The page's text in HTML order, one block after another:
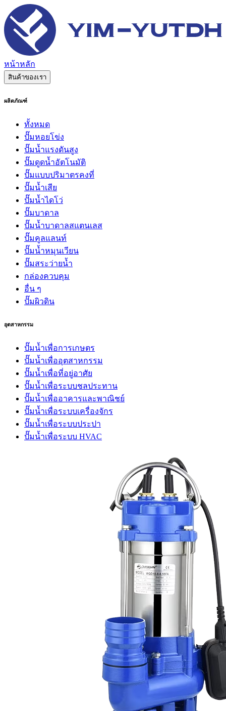
หน้าหลัก
สินค้าของเรา
ผลิตภัณฑ์
ทั้งหมด
ปั๊มหอยโข่ง
ปั๊มน้ำแรงดันสูง
ปั๊มดูดน้ำอัตโนมัติ
ปั๊มแบบปริมาตรคงที่
ปั๊มน้ำเสีย
ปั๊มน้ำไดโว่
ปั๊มบาดาล
ปั๊มน้ำบาดาลสแตนเลส
ปั๊มคูลแลนท์
ปั๊มน้ำหมุนเวียน
ปั๊มสระว่ายน้ำ
กล่องควบคุม
อื่น ๆ
ปั๊มผิวดิน
อุตสาหกรรม
ปั๊มน้ำเพื่อการเกษตร
ปั๊มน้ำเพื่ออุตสาหกรรม
ปั๊มน้ำเพื่อที่อยู่อาศัย
ปั๊มน้ำเพื่อระบบชลประทาน
ปั๊มน้ำเพื่ออาคารและพาณิชย์
ปั๊มน้ำเพื่อระบบเครื่องจักร
ปั๊มน้ำเพื่อระบบประปา
ปั๊มน้ำเพื่อระบบ HVAC